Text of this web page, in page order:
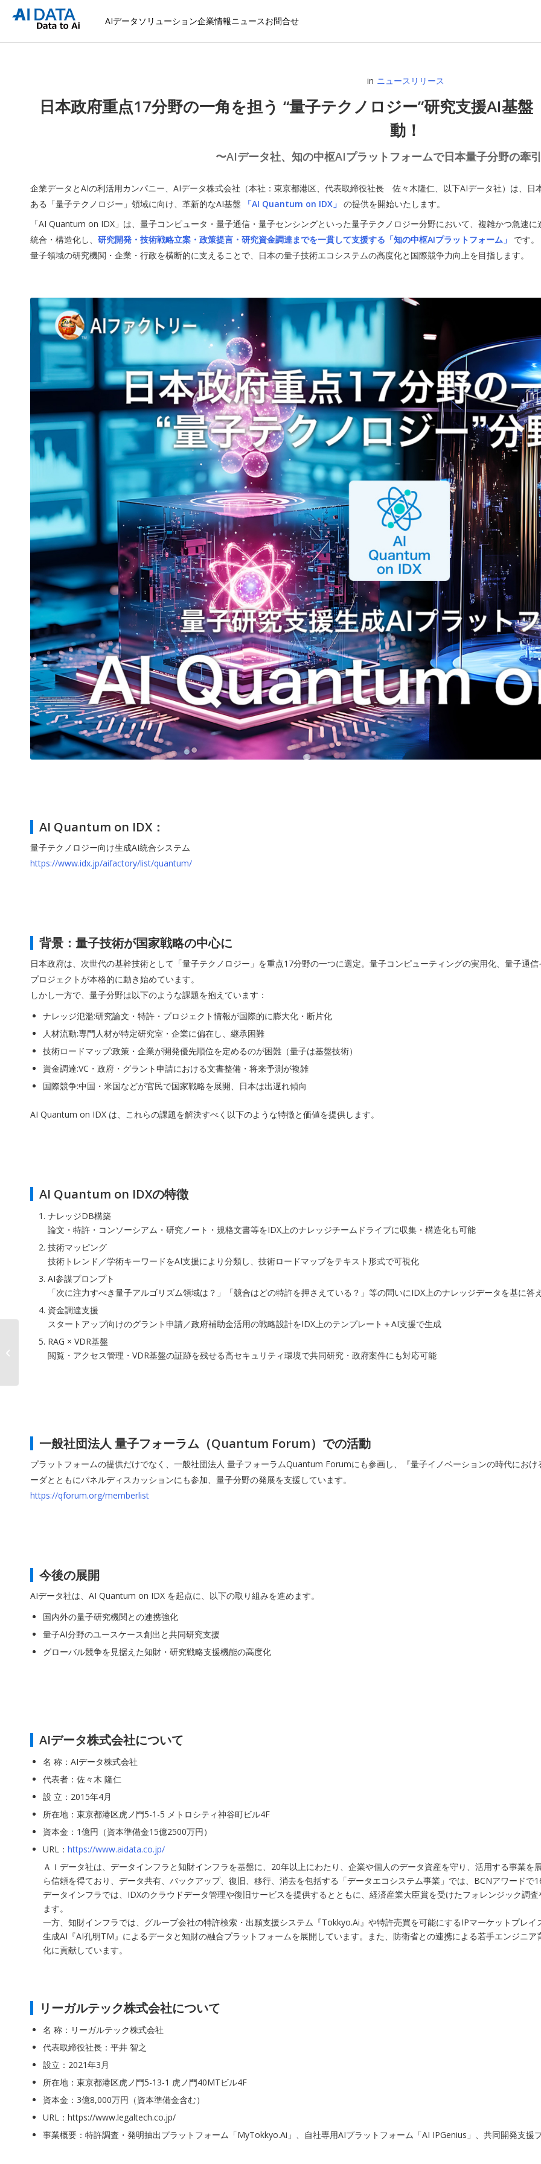
AIデータソリューション企業情報ニュースお問合せ
in ニュースリリース
日本政府重点17分野の一角を担う “量子テクノロジー”研究支援AI基
動！
〜AIデータ社、知の中枢AIプラットフォームで日本量子分野の牽
企業データとAIの利活用カンパニー、AIデータ株式会社（本社：東京都港区、代表取締役社長 佐々木隆仁、以下AIデータ社）は、
ある「量子テクノロジー」領域に向け、革新的なAI基盤
「AI Quantum on IDX」 の提供を開始いたします。
「AI Quantum on IDX」は、量子コンピュータ・量子通信・量子センシングといった量子テクノロジー分野において、複雑かつ急速
統合・構造化し、 研究開発・技術戦略立案・政策提言・研究資金調達までを一貫して支援する「知の中枢AIプラットフォーム」
です。
量子領域の研究機関・企業・行政を横断的に支えることで、日本の量子技術エコシステムの高度化と国際競争力向上を目指します。
AI Quantum on IDX：
量子テクノロジー向け生成AI統合システム
https://www.idx.jp/aifactory/list/quantum/
背景：量子技術が国家戦略の中心に
日本政府は、次世代の基幹技術として「量子テクノロジー」を重点17分野の一つに選定。量子コンピューティングの実用化、量子通
プロジェクトが本格的に動き始めています。
しかし一方で、量子分野は以下のような課題を抱えています：
ナレッジ氾濫:研究論文・特許・プロジェクト情報が国際的に膨大化・断片化
人材流動:専門人材が特定研究室・企業に偏在し、継承困難
技術ロードマップ:政策・企業が開発優先順位を定めるのが困難（量子は基盤技術）
資金調達:VC・政府・グラント申請における文書整備・将来予測が複雑
国際競争:中国・米国などが官民で国家戦略を展開、日本は出遅れ傾向
AI Quantum on IDX は、これらの課題を解決すべく以下のような特徴と価値を提供します。
AI Quantum on IDXの特徴
ナレッジDB構築
論文・特許・コンソーシアム・研究ノート・規格文書等をIDX上のナレッジチームドライブに収集・構造化も可能
技術マッピング
技術トレンド／学術キーワードをAI支援により分類し、技術ロードマップをテキスト形式で可視化
AI参謀プロンプト
「次に注力すべき量子アルゴリズム領域は？」「競合はどの特許を押さえている？」等の問いにIDX上のナレッジデータを基に答
資金調達支援
スタートアップ向けのグラント申請／政府補助金活用の戦略設計をIDX上のテンプレート＋AI支援で生成
RAG × VDR基盤
閲覧・アクセス管理・VDR基盤の証跡を残せる高セキュリティ環境で共同研究・政府案件にも対応可能
一般社団法人 量子フォーラム（Quantum Forum）での活動
プラットフォームの提供だけでなく、一般社団法人 量子フォーラムQuantum Forumにも参画し、『量子イノベーションの時代にお
ーダとともにパネルディスカッションにも参加、量子分野の発展を支援しています。
https://qforum.org/memberlist
今後の展開
AIデータ社は、AI Quantum on IDX を起点に、以下の取り組みを進めます。
国内外の量子研究機関との連携強化
量子AI分野のユースケース創出と共同研究支援
グローバル競争を見据えた知財・研究戦略支援機能の高度化
AIデータ株式会社について
名 称：AIデータ株式会社
代表者：佐々木 隆仁
設 立：2015年4月
所在地：東京都港区虎ノ門5-1-5 メトロシティ神谷町ビル4F
資本金：1億円（資本準備金15億2500万円）
URL： https://www.aidata.co.jp/
ＡＩデータ社は、データインフラと知財インフラを基盤に、20年以上にわたり、企業や個人のデータ資産を守り、活用する事業
ら信頼を得ており、データ共有、バックアップ、復旧、移行、消去を包括する「データエコシステム事業」では、BCNアワードで
データインフラでは、IDXのクラウドデータ管理や復旧サービスを提供するとともに、経済産業大臣賞を受けたフォレンジック調
ます。
一方、知財インフラでは、グループ会社の特許検索・出願支援システム『Tokkyo.Ai』や特許売買を可能にするIPマーケットプレ
生成AI『AI孔明TM』によるデータと知財の融合プラットフォームを展開しています。また、防衛省との連携による若手エンジニ
化に貢献しています。
リーガルテック株式会社について
名 称：リーガルテック株式会社
代表取締役社長：平井 智之
設立：2021年3月
所在地：東京都港区虎ノ門5-13-1 虎ノ門40MTビル4F
資本金：3億8,000万円（資本準備金含む）
URL：https://www.legaltech.co.jp/
事業概要：特許調査・発明抽出プラットフォーム「MyTokkyo.Ai」、自社専用AIプラットフォーム「AI IPGenius」、共同開発支援
AIデータ社×リーガルテ
ック社、ロボット産業